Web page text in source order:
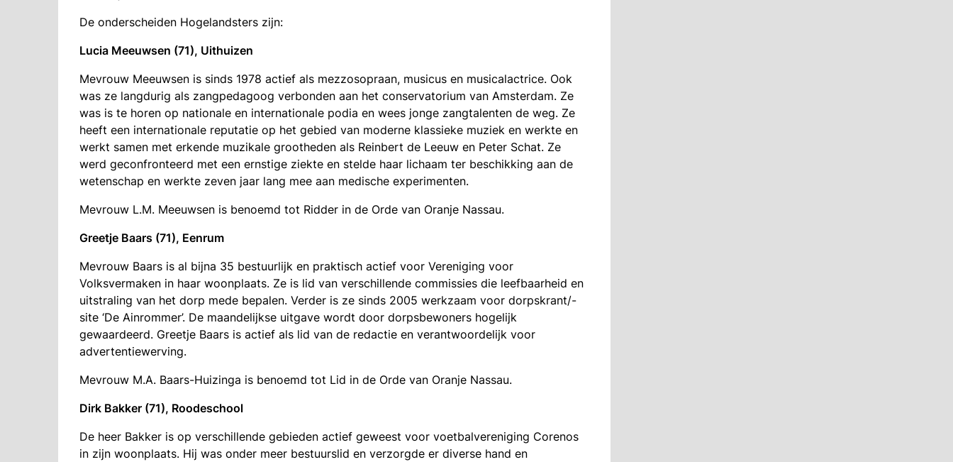
De onderscheiden Hogelandsters zijn:
Lucia Meeuwsen (71), Uithuizen
Mevrouw Meeuwsen is sinds 1978 actief als mezzosopraan, musicus en musicalactrice. Ook
was ze langdurig als zangpedagoog verbonden aan het conservatorium van Amsterdam. Ze
was is te horen op nationale en internationale podia en wees jonge zangtalenten de weg. Ze
heeft een internationale reputatie op het gebied van moderne klassieke muziek en werkte en
werkt samen met erkende muzikale grootheden als Reinbert de Leeuw en Peter Schat. Ze
werd geconfronteerd met een ernstige ziekte en stelde haar lichaam ter beschikking aan de
wetenschap en werkte zeven jaar lang mee aan medische experimenten.
Mevrouw L.M. Meeuwsen is benoemd tot Ridder in de Orde van Oranje Nassau.
Greetje Baars (71), Eenrum
Mevrouw Baars is al bijna 35 bestuurlijk en praktisch actief voor Vereniging voor
Volksvermaken in haar woonplaats. Ze is lid van verschillende commissies die leefbaarheid en
uitstraling van het dorp mede bepalen. Verder is ze sinds 2005 werkzaam voor dorpskrant/-
site ‘De Ainrommer’. De maandelijkse uitgave wordt door dorpsbewoners hogelijk
gewaardeerd. Greetje Baars is actief als lid van de redactie en verantwoordelijk voor
advertentiewerving.
Mevrouw M.A. Baars-Huizinga is benoemd tot Lid in de Orde van Oranje Nassau.
Dirk Bakker (71), Roodeschool
De heer Bakker is op verschillende gebieden actief geweest voor voetbalvereniging Corenos
in zijn woonplaats. Hij was onder meer bestuurslid en verzorgde er diverse hand en